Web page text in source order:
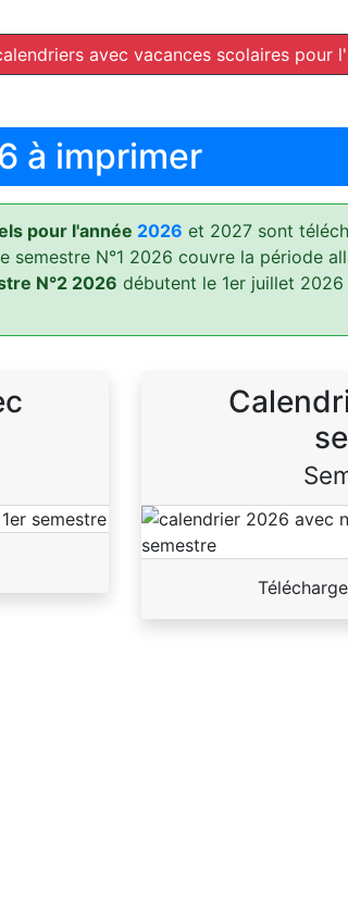
avec vacances scolaires pour
à imprimer
pour l'année 2026 et 2027 sont
semestre N°1 2026 couvre la période
N°2 2026 débutent le 1er juillet